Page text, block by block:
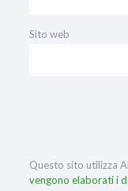
Sito web
Questo sito utilizza
vengono elaborati i